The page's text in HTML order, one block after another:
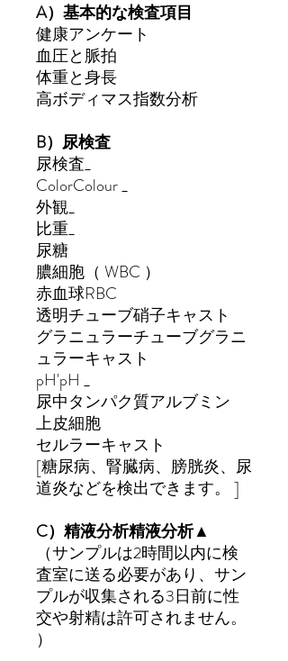
A） 基本的な検査項目
健康アンケート
血圧と脈拍
体重と身長
高ボディマス指数分析
B） 尿検査
尿検査_
ColorColour_
外観_
比重_
尿糖
膿細胞 （ WBC ）
赤血球RBC
透明チューブ硝子キャスト
グラニュラーチューブグラニ
ュラーキャスト
pH'pH _
尿中タンパク質アルブミン
上皮細胞
セルラーキャスト
[糖尿病、腎臓病、膀胱炎、尿
道炎などを検出できます。
]
C） 精液分析精液分析▲
（サンプルは2時間以内に検
査室に送る必要があり、サン
プルが収集される3日前に性
交や射精は許可されません。
）